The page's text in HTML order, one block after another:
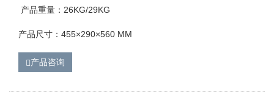
产品重量：26KG/29KG
产品尺寸：455×290×560 MM
产品咨询